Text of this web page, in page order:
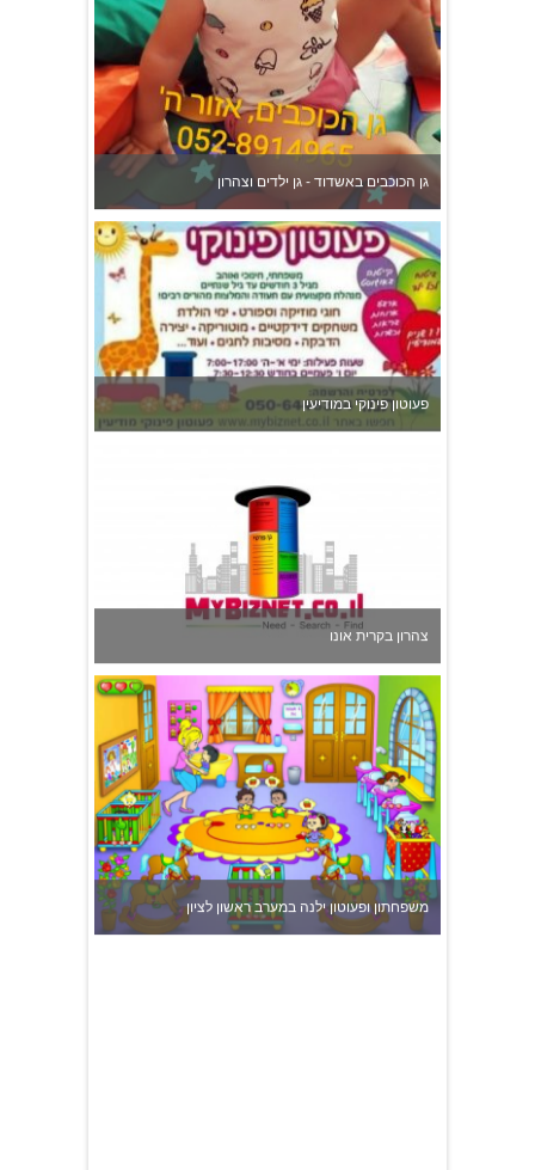
גן הכוכבים באשדוד - גן ילדים וצהרון
פעוטון פינוקי במודיעין
צהרון בקרית אונו
משפחתון ופעוטון ילנה במערב ראשון לציון